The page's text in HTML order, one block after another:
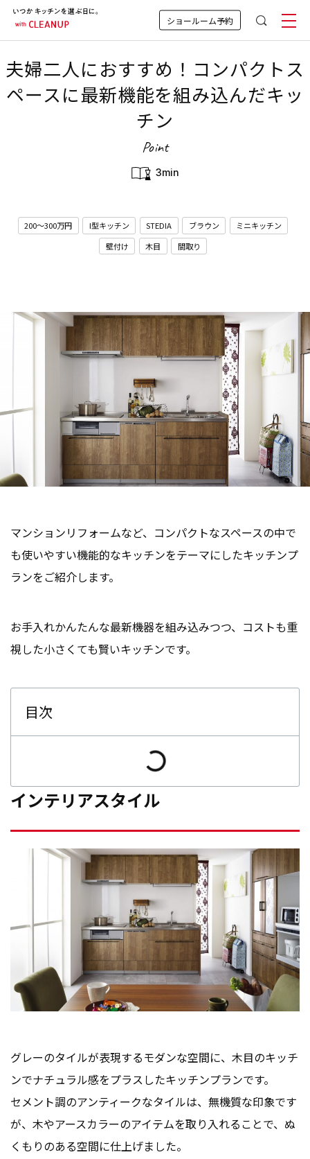
ショールーム予約
夫婦二人におすすめ！コンパクトス
ペースに最新機能を組み込んだキッ
チン
Point
3min
200〜300万円 I型キッチン STEDIA ブラウン
ミニキッチン
壁付け
木目 間取り
マンションリフォームなど、コンパクトなスペースの中で
も使いやすい機能的なキッチンをテーマにしたキッチンプ
ランをご紹介します。
お手入れかんたんな最新機器を組み込みつつ、コストも重
視した小さくても賢いキッチンです。
目次
インテリアスタイル
グレーのタイルが表現するモダンな空間に、木目のキッチ
ンでナチュラル感をプラスしたキッチンプランです。
セメント調のアンティークなタイルは、無機質な印象です
が、木やアースカラーのアイテムを取り入れることで、ぬ
くもりのある空間に仕上げました。